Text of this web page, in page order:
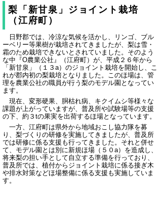
梨「新甘泉」ジョイント栽培
（江府町）
日野郡では、冷涼な気候を活かし、リンゴ、ブル
ーベリー等果樹が栽培されてきましたが、梨は雪・
霜のため栽培できないとされていました。そのよう
な中『O農業公社』（江府町）が、平成２６年から
「新甘泉」（１３a）のジョイント栽培を開始し、こ
れが郡内初の梨栽培となりました。このほ場は、管
理を農業公社の職員が行う梨のモデル園となってい
ます。
現在、変形硬果、胴枯れ病、キクイムシ等様々な
課題が上がっていますが、普及所や試験場等の支援
の下、約３tの果実を出荷するほ場となっています。
一方、江府町は県外から地域おこし協力隊を募
り、梨づくりの研修を実施してきましたが、普及所
では研修に係る支援も行ってきました。それと併せ
て、モデル園とは別に新規ほ場（５０a）を造成し、
将来梨の担い手として自立する準備を行っており、
普及所では、植付からジョイント栽培に係る接ぎ木
や排水対策などほ場整備に係る支援も実施していま
す。